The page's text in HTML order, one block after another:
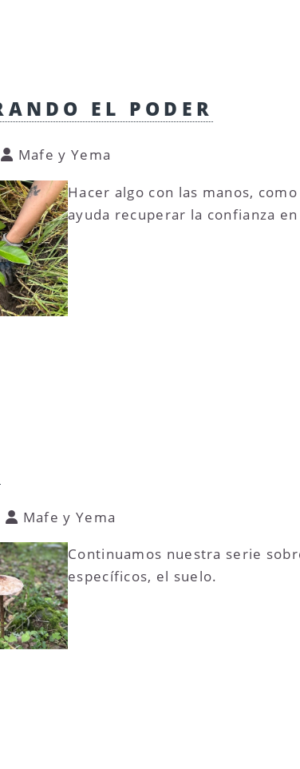
EL PODER
Mafe y Yema
Hacer algo con las manos,
ayuda recuperar la confianza
Mafe y Yema
Continuamos nuestra serie
específicos, el suelo.